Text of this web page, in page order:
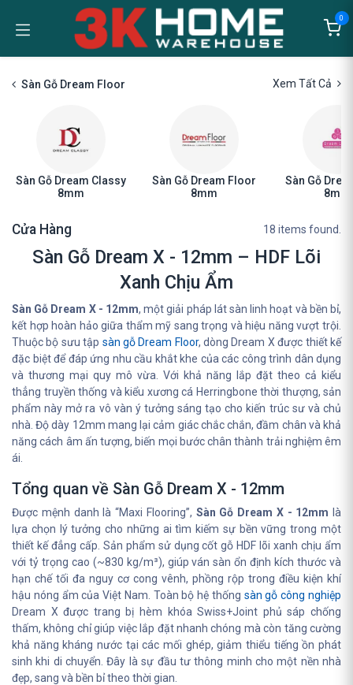
Bỏ qua để đến Nội dung
0
Sàn Gỗ Dream Floor Xem Tất Cả
Sàn Gỗ Dream Classy
8mm
Sàn Gỗ Dream Floor
8mm
Sàn Gỗ
8mm
Cửa Hàng 18 items found.
Sàn Gỗ Dream X - 12mm – HDF Lõi
Xanh Chịu Ẩm
Sàn Gỗ Dream X - 12mm, một giải pháp lát sàn linh hoạt và bền bỉ,
kết hợp hoàn hảo giữa thẩm mỹ sang trọng và hiệu năng vượt trội.
Thuộc bộ sưu tập sàn gỗ Dream Floor, dòng Dream X được thiết kế
đặc biệt để đáp ứng nhu cầu khắt khe của các công trình dân dụng
và thương mại quy mô vừa. Với khả năng lắp đặt theo cả kiểu
thẳng truyền thống và kiểu xương cá Herringbone thời thượng, sản
phẩm này mở ra vô vàn ý tưởng sáng tạo cho kiến trúc sư và chủ
nhà. Độ dày 12mm mang lại cảm giác chắc chắn, đầm chân và khả
năng cách âm ấn tượng, biến mọi bước chân thành trải nghiệm êm
ái.
Tổng quan về Sàn Gỗ Dream X - 12mm
Được mệnh danh là “Maxi Flooring”, Sàn Gỗ Dream X - 12mm là
lựa chọn lý tưởng cho những ai tìm kiếm sự bền vững trong một
thiết kế đẳng cấp. Sản phẩm sử dụng cốt gỗ HDF lõi xanh chịu ẩm
với tỷ trọng cao (~830 kg/m³), giúp ván sàn ổn định kích thước và
hạn chế tối đa nguy cơ cong vênh, phồng rộp trong điều kiện khí
hậu nóng ẩm của Việt Nam. Toàn bộ hệ thống sàn gỗ công nghiệp
Dream X được trang bị hèm khóa Swiss+Joint phủ sáp chống
thấm, không chỉ giúp việc lắp đặt nhanh chóng mà còn tăng cường
khả năng kháng nước tại các mối ghép, giảm thiểu tiếng ồn phát
sinh khi di chuyển. Đây là sự đầu tư thông minh cho một nền nhà
đẹp, sang và bền bỉ theo thời gian.